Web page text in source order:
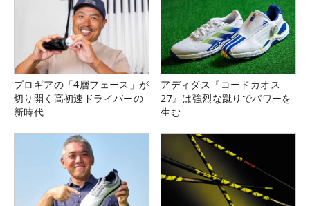
プロギアの「4層フェース」が
切り開く高初速ドライバーの
新時代
アディダス『コードカオス
27』は強烈な蹴りでパワーを
生む